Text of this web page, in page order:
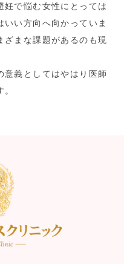
妊で悩む女性にとっては
い方向へ向かっていま
まな課題があるのも現
意義としてはやはり医師